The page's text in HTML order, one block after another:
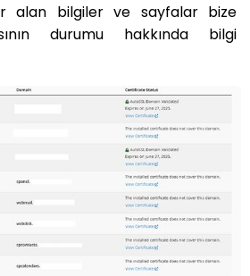
alan bilgiler ve sayfalar bize
durumu hakkında bilgi